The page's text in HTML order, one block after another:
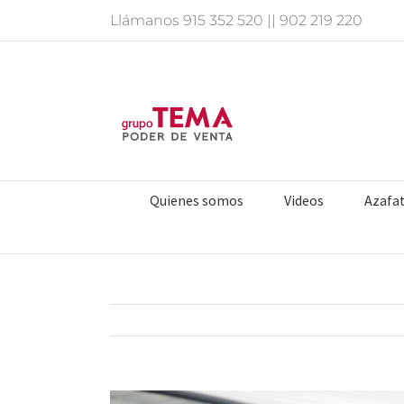
Llámanos 915 352 520 || 902 219 220
Quienes somos Videos
Ver